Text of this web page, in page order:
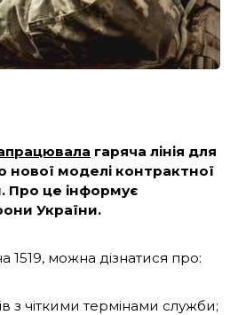
гаряча лінія для
нової моделі контрактної
Про це інформує
України.
1519, можна дізнатися про:
з чіткими термінами служби;